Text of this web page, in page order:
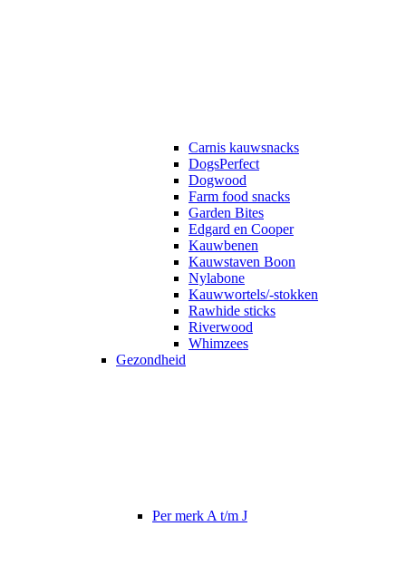
Carnis kauwsnacks
DogsPerfect
Dogwood
Farm food snacks
Garden Bites
Edgard en Cooper
Kauwbenen
Kauwstaven Boon
Nylabone
Kauwwortels/-stokken
Rawhide sticks
Riverwood
Whimzees
Gezondheid
Per merk A t/m J